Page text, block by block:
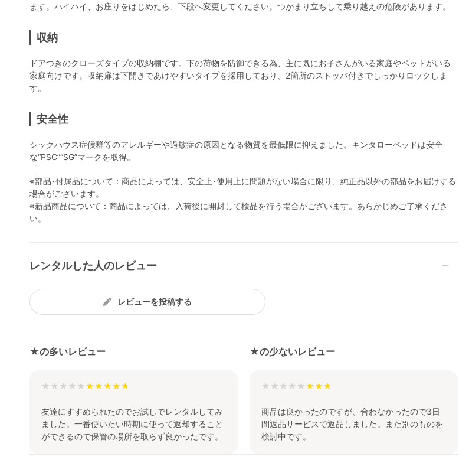
ます。ハイハイ、お座りをはじめたら、下段へ変更してください。つかまり立ちして乗り越えの危険があります。
収納
ドアつきのクローズタイプの収納棚です。下の荷物を防御できる為、主に既にお子さんがいる家庭やペットがいる
家庭向けです。収納扉は下開きであけやすいタイプを採用しており、2箇所のストッパ付きでしっかりロックしま
す。
安全性
シックハウス症候群等のアレルギーや過敏症の原因となる物質を最低限に抑えました。キンタローベッドは安全
な“PSC”“SG”マークを取得。
※部品･付属品について：商品によっては、安全上･使用上に問題がない場合に限り、純正品以外の部品をお届けする
場合がございます。
※新品商品について：商品によっては、入荷後に開封して検品を行う場合がございます。あらかじめご了承くださ
い。
レンタルした人のレビュー
レビューを投稿する
★の多いレビュー
★★★★★
友達にすすめられたのでお試しでレンタルしてみ
ました。一番使いたい時期に使って返却すること
ができるので保管の場所を取らず良かったです。
★の少ないレビュー
★★★★★
商品は良かったのですが、合わなかったので3日
間返品サービスで返品しました。また別のものを
検討中です。